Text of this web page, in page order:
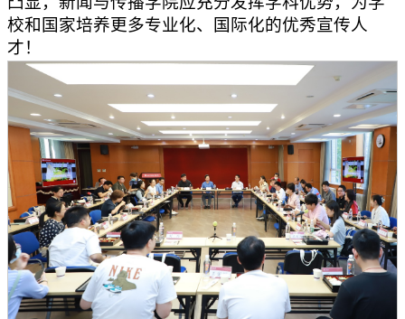
校和国家培养更多专业化、国际化的优秀宣传人
才！